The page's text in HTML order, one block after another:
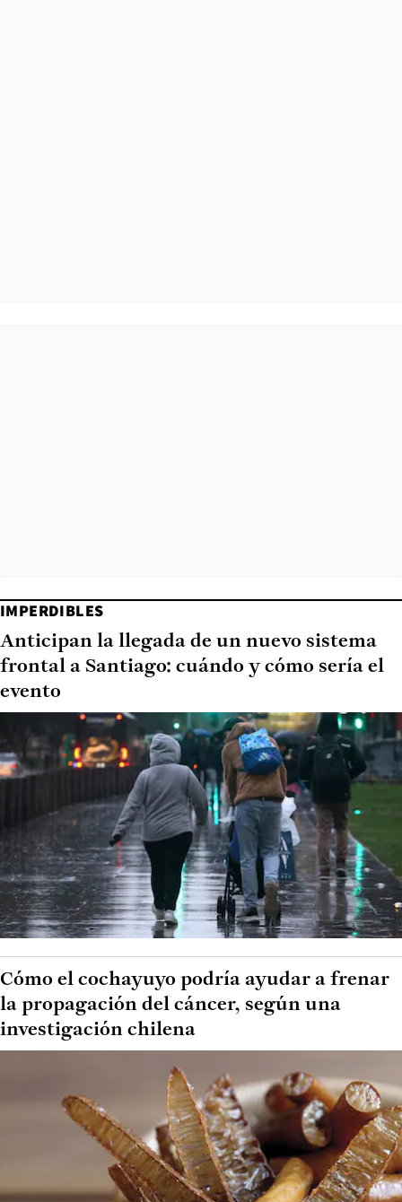
IMPERDIBLES
Anticipan la llegada de un nuevo sistema
frontal a Santiago: cuándo y cómo sería el
evento
Cómo el cochayuyo podría ayudar a frenar
la propagación del cáncer, según una
investigación chilena